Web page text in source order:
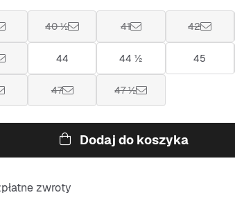
40 ½ 41 42
44 44 ½ 45
47 47 ½
Dodaj do koszyka
zwroty